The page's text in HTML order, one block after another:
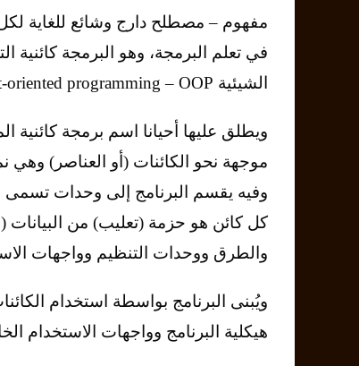
مفهوم – مصطلح دارج وشائع للغاية
في تعلم البرمجة، وهو البرمجة كائنية
الشيئية Object-oriented programming – OOP.
ويطلق عليها أحيانا اسم برمجة كائنية
موجهة نحو الكائنات (أو العناصر) وهي
كل كائن هو حزمة (تعليب) من البيانات
والطرق ووحدات التنظيم وواجهات
ويُبنى البرنامج بواسطة استخدام
هيكلية البرنامج وواجهات الاستخدام